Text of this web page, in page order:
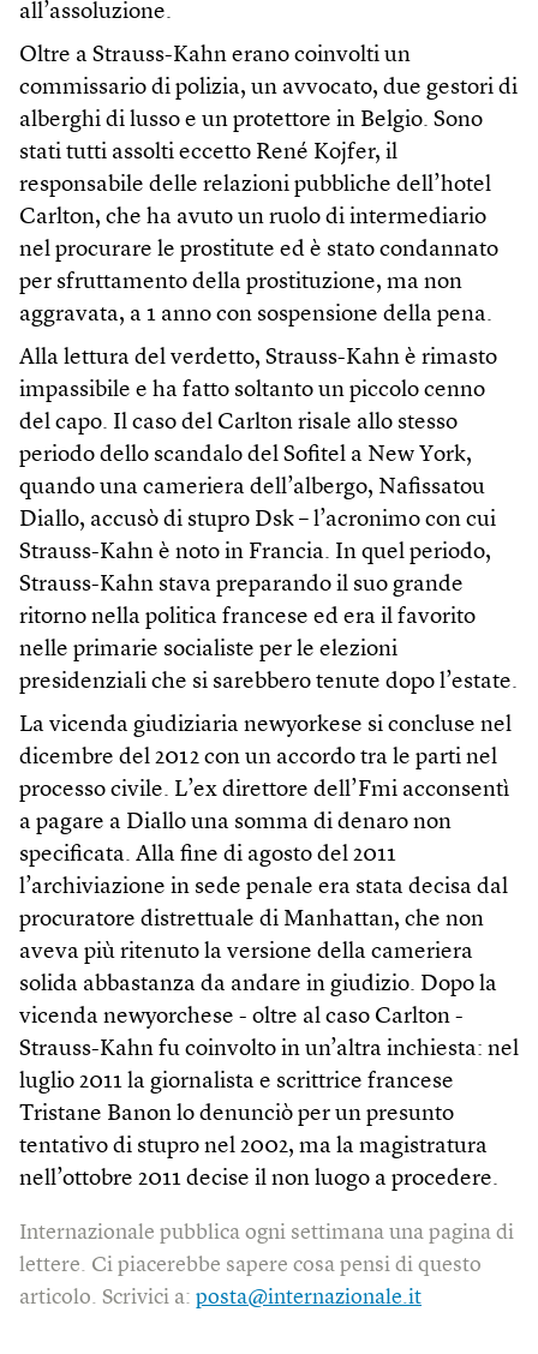
all’assoluzione.
Oltre a Strauss-Kahn erano coinvolti un
commissario di polizia, un avvocato, due gestori di
alberghi di lusso e un protettore in Belgio. Sono
stati tutti assolti eccetto René Kojfer, il
responsabile delle relazioni pubbliche dell’hotel
Carlton, che ha avuto un ruolo di intermediario
nel procurare le prostitute ed è stato condannato
per sfruttamento della prostituzione, ma non
aggravata, a 1 anno con sospensione della pena.
Alla lettura del verdetto, Strauss-Kahn è rimasto
impassibile e ha fatto soltanto un piccolo cenno
del capo. Il caso del Carlton risale allo stesso
periodo dello scandalo del Sofitel a New York,
quando una cameriera dell’albergo, Nafissatou
Diallo, accusò di stupro Dsk – l’acronimo con cui
Strauss-Kahn è noto in Francia. In quel periodo,
Strauss-Kahn stava preparando il suo grande
ritorno nella politica francese ed era il favorito
nelle primarie socialiste per le elezioni
presidenziali che si sarebbero tenute dopo l’estate.
La vicenda giudiziaria newyorkese si concluse nel
dicembre del 2012 con un accordo tra le parti nel
processo civile. L’ex direttore dell’Fmi acconsentì
a pagare a Diallo una somma di denaro non
specificata. Alla fine di agosto del 2011
l’archiviazione in sede penale era stata decisa dal
procuratore distrettuale di Manhattan, che non
aveva più ritenuto la versione della cameriera
solida abbastanza da andare in giudizio. Dopo la
vicenda newyorchese - oltre al caso Carlton -
Strauss-Kahn fu coinvolto in un’altra inchiesta: nel
luglio 2011 la giornalista e scrittrice francese
Tristane Banon lo denunciò per un presunto
tentativo di stupro nel 2002, ma la magistratura
nell’ottobre 2011 decise il non luogo a procedere.
Internazionale pubblica ogni settimana una pagina di
lettere. Ci piacerebbe sapere cosa pensi di questo
articolo. Scrivici a: posta@internazionale.it